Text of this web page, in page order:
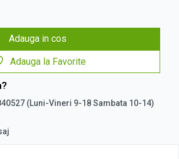
Adauga in cos
Adauga la Favorite
(Luni-Vineri 9-18 Sambata 10-14)